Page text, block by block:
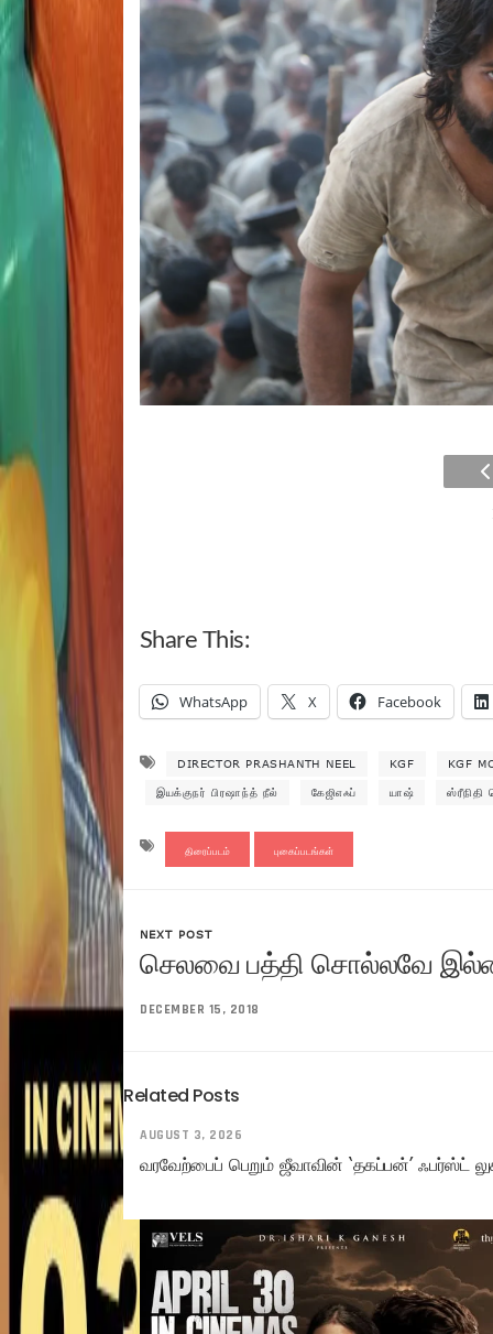
Share This:
WhatsApp X Facebook
DIRECTOR PRASHANTH NEEL KGF KGF
இயக்குநர் பிரஷாந்த் நீல் கேஜிஎஃப் யாஷ் ஸ்ரீநிதி
திரைப்படம் புகைப்படங்கள்
NEXT POST
செலவை பத்தி சொல்லவே
DECEMBER 15, 2018
Related Posts
AUGUST 3, 2026
வரவேற்பைப் பெறும் ஜீவாவின் ‘தகப்பன்’ ஃபர்ஸ்ட்